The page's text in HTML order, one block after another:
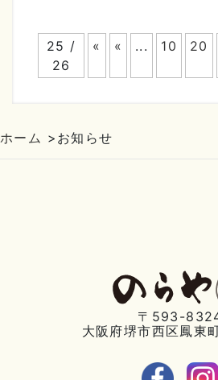
25 /
26
« « ... 10 20
ホーム > お知らせ
〒593-
大阪府堺市西区鳳東